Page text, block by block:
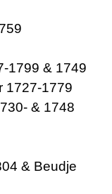
1799 & 1749
1727-1779
& 1748
& Beudje